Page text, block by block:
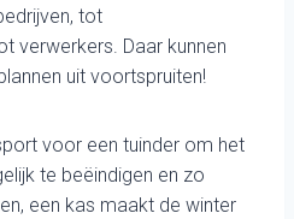
tot
verwerkers. Daar kunnen
uit voortspruiten!
voor een tuinder om het
te beëindigen en zo
een kas maakt de winter